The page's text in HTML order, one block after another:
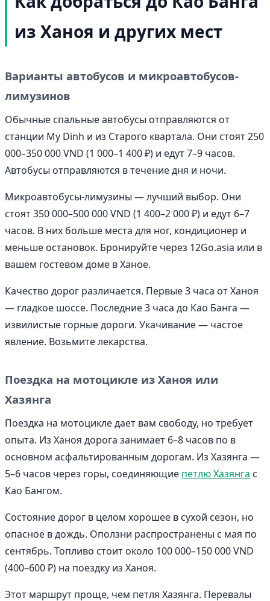
из Ханоя и других мест
Варианты автобусов и микроавтобусов-
лимузинов
Обычные спальные автобусы отправляются от
станции My Dinh и из Старого квартала. Они стоят 250
000–350 000 VND (1 000–1 400 ₽) и едут 7–9 часов.
Автобусы отправляются в течение дня и ночи.
Микроавтобусы-лимузины — лучший выбор. Они
стоят 350 000–500 000 VND (1 400–2 000 ₽) и едут 6–7
часов. В них больше места для ног, кондиционер и
меньше остановок. Бронируйте через 12Go.asia или в
вашем гостевом доме в Ханое.
Качество дорог различается. Первые 3 часа от Ханоя
— гладкое шоссе. Последние 3 часа до Као Банга —
извилистые горные дороги. Укачивание — частое
явление. Возьмите лекарства.
Поездка на мотоцикле из Ханоя или
Хазянга
Поездка на мотоцикле дает вам свободу, но требует
опыта. Из Ханоя дорога занимает 6–8 часов по в
основном асфальтированным дорогам. Из Хазянга —
5–6 часов через горы, соединяющие петлю Хазянга с
Као Бангом.
Состояние дорог в целом хорошее в сухой сезон, но
опасное в дождь. Оползни распространены с мая по
сентябрь. Топливо стоит около 100 000–150 000 VND
(400–600 ₽) на поездку из Ханоя.
Этот маршрут проще, чем петля Хазянга. Перевалы